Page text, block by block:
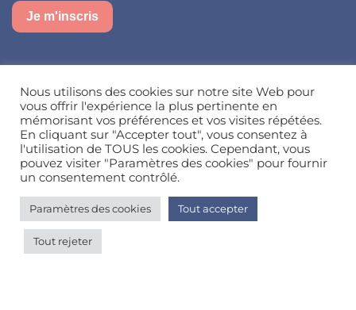
Je m'inscris
Besoin d’aide, une question ?
Nous contacter
© Happy'MR - Tous droits réservés - Une création
Nous utilisons des cookies sur notre site Web pour
vous offrir l'expérience la plus pertinente en
mémorisant vos préférences et vos visites répétées.
En cliquant sur "Accepter tout", vous consentez à
l'utilisation de TOUS les cookies. Cependant, vous
pouvez visiter "Paramètres des cookies" pour fournir
un consentement contrôlé.
Paramètres des cookies Tout accepter
Tout rejeter